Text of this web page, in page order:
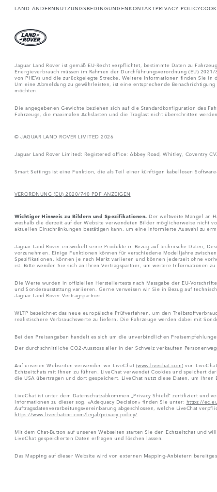
LAND ÄNDERNNUTZUNGSBEDINGUNGENKONTAKTPRIVACY POLICY
Jaguar Land Rover ist gemäß EU-Recht verpflichtet, bestimmte Daten zu
Energieverbrauch müssen im Rahmen der Durchführungsverordnung (EU)
von PHEVs und die zurückgelegte Strecke. Weitere Informationen finden Sie
Um eine Abmeldung zu gewährleisten, ist eine entsprechende
möchten.
Die angegebenen Gewichte beziehen sich auf die Standardkonfiguration des
Fahrzeugs, die maximalen Achslasten und die Traglast nicht überschritten
© JAGUAR LAND ROVER LIMITED 2026
Jaguar Land Rover Limited: Registered office: Abbey Road, Whitley, Coventry
Smart Settings ist eine Funktion, die als Teil einer künftigen kabellosen
VERORDNUNG (EU) 2020/740 PDF ANZEIGEN
Wichtiger Hinweis zu Bildern und Spezifikationen. Der weltweite Mangel an
weshalb die derzeit auf der Website verwendeten Bilder möglicherweise nicht
aktuellen Einschränkungen bestätigen kann, um eine informierte Auswahl zu
Jaguar Land Rover entwickelt seine Produkte in Bezug auf technische Daten,
vorzunehmen. Einige Funktionen können für verschiedene Modelljahre
Spezifikationen, können je nach Markt variieren und können jederzeit ohne
ist. Bitte wenden Sie sich an Ihren Vertragspartner, um weitere Informationen
Die Werte wurden in offiziellen Herstellertests nach Massgabe der EU-
und Sonderausstattung variieren. Gerne verweisen wir Sie in Bezug auf
Jaguar Land Rover Vertragspartner.
WLTP bezeichnet das neue europäische Prüfverfahren, um den
realistischere Verbrauchswerte zu liefern. Die Fahrzeuge werden dabei mit
Bei den Preisangaben handelt es sich um die unverbindlichen
Der durchschnittliche CO2-Ausstoss aller in der Schweiz verkauften
Auf unseren Webseiten verwenden wir LiveChat (www.livechat.com) von
Echtzeitchats mit Ihnen zu führen. LiveChat verwendet Cookies und speichert
die USA übertragen und dort gespeichert. LiveChat nutzt diese Daten, um Ihren
LiveChat ist unter dem Datenschutzabkommen „Privacy Shield“ zertifiziert und
Informationen zu dieser sog. «Adequacy Decision» finden Sie unter: https://
Auftragsdatenverarbeitungsvereinbarung abgeschlossen, welche LiveChat
https://www.livechatinc.com/legal/privacy-policy/
Mit dem Chat-Button auf unseren Webseiten starten Sie den Echtzeitchat und
LiveChat gespeicherten Daten erfragen und löschen lassen.
Das Mapping auf dieser Website wird von externen Mapping-Anbietern